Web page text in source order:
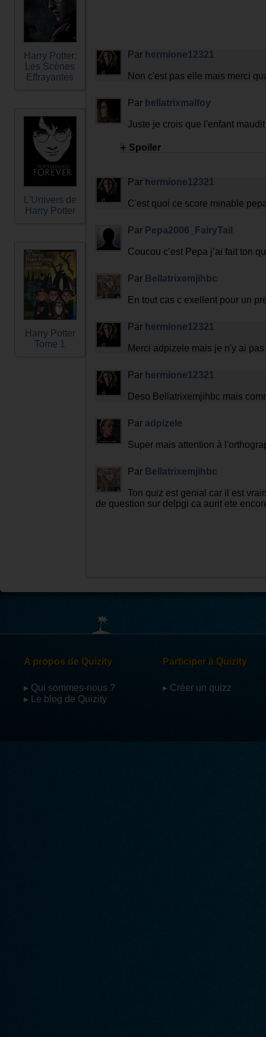
Harry Potter:
Les Scènes
Effrayantes
L'Univers de
Harry Potter
Harry Potter
Tome 1
Par hermione12321
Non c'est pas elle mais merci
Par bellatrixmalfoy
Juste je crois que l'enfant
+ Spoiler
Par hermione12321
C'est quoi ce score minable
Par Pepa2006_FairyTail
Coucou c’est Pepa j’ai fait ton
Par Bellatrixemjihbc
En tout cas c exellent pour un
Par hermione12321
Merci adpizele mais je n'y ai
Par hermione12321
Deso Bellatrixemjihbc mais
Par adpizele
Super mais attention à
Par Bellatrixemjihbc
Ton quiz est genial car il est
de question sur delpgi ca aurit ete
A propos de Quizity
▸ Qui sommes-nous ?
▸ Le blog de Quizity
Participer à Quizity
▸ Créer un quizz